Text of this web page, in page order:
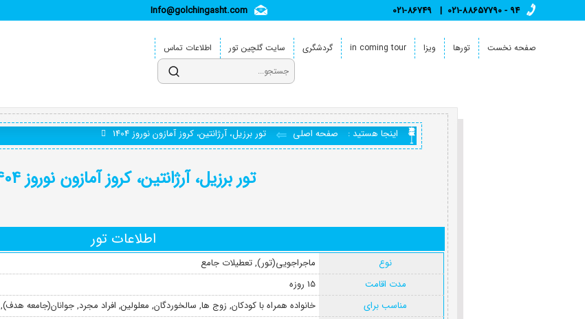
021-88657790 - 94
021-86749
Info@golchingasht.com
صفحه نخست تورها ویزا in coming tour گردشگری سایت گلچین تور اطلاعات تماس
اینجا هستید : صفحه اصلی تور برزیل، آرژانتین، کروز آمازون نوروز 1404
تور برزیل، آرژانتین، کروز آمازون نوروز 1404
اطلاعات تور
نوع ماجراجویی(تور), تعطیلات جامع
مدت اقامت
15 روزه
مناسب برای
خانواده همراه با کودکان, زوج ها, سالخوردگان, معلولین, افراد مجرد, جوانان(جامعه هدف),